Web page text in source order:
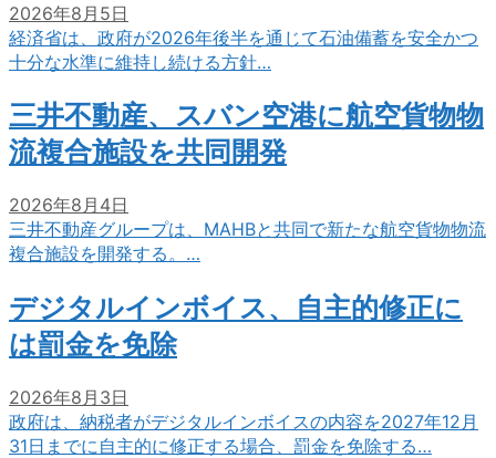
2026年8月5日
経済省は、政府が2026年後半を通じて石油備蓄を安全かつ
十分な水準に維持し続ける方針…
三井不動産、スバン空港に航空貨物物
流複合施設を共同開発
2026年8月4日
三井不動産グループは、MAHBと共同で新たな航空貨物物流
複合施設を開発する。…
デジタルインボイス、自主的修正に
は罰金を免除
2026年8月3日
政府は、納税者がデジタルインボイスの内容を2027年12月
31日までに自主的に修正する場合、罰金を免除する…